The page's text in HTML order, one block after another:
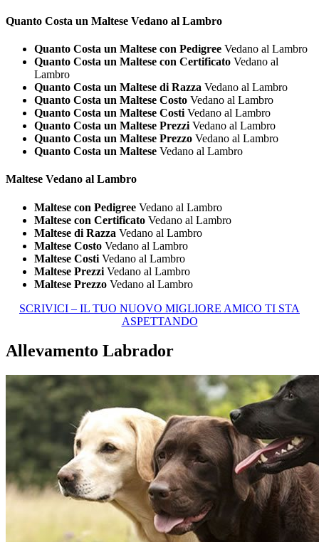
Quanto Costa un Maltese Vedano al Lambro
Quanto Costa un Maltese con Pedigree Vedano al Lambro
Quanto Costa un Maltese con Certificato Vedano al
Lambro
Quanto Costa un Maltese di Razza Vedano al Lambro
Quanto Costa un Maltese Costo Vedano al Lambro
Quanto Costa un Maltese Costi Vedano al Lambro
Quanto Costa un Maltese Prezzi Vedano al Lambro
Quanto Costa un Maltese Prezzo Vedano al Lambro
Quanto Costa un Maltese Vedano al Lambro
Maltese Vedano al Lambro
Maltese con Pedigree Vedano al Lambro
Maltese con Certificato Vedano al Lambro
Maltese di Razza Vedano al Lambro
Maltese Costo Vedano al Lambro
Maltese Costi Vedano al Lambro
Maltese Prezzi Vedano al Lambro
Maltese Prezzo Vedano al Lambro
SCRIVICI – IL TUO NUOVO MIGLIORE AMICO TI STA
ASPETTANDO
Allevamento Labrador